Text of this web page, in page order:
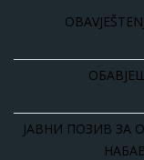
ЈАВНИ ПОЗИВ ЗА